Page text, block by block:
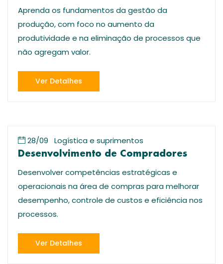
Aprenda os fundamentos da gestão da
produção, com foco no aumento da
produtividade e na eliminação de processos que
não agregam valor.
Ver Detalhes
28/09 Logística e suprimentos
Desenvolvimento de Compradores
Desenvolver competências estratégicas e
operacionais na área de compras para melhorar
desempenho, controle de custos e eficiência nos
processos.
Ver Detalhes